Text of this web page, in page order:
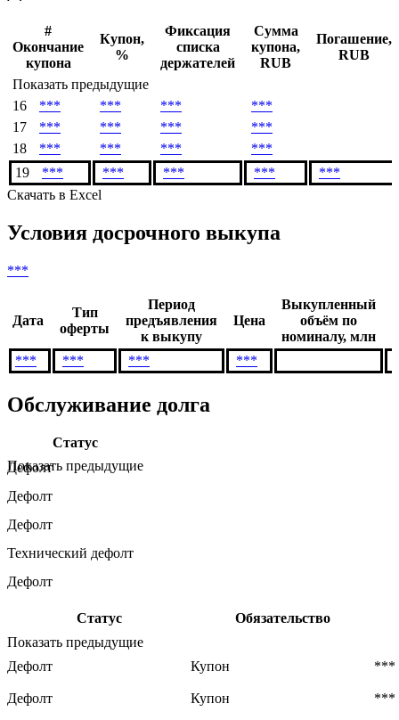
#
Окончание
купона
Купон,
%
Фиксация
списка
держателей
Сумма
купона,
RUB
Погашение,
RUB
Показать предыдущие
16
*** *** ***
***
17
*** *** ***
***
18
*** *** ***
***
19
*** *** *** ***
***
Скачать в Excel
Условия досрочного выкупа
***
Дата
Тип
оферты
Период
предъявления
к выкупу
Цена
Выкупленный
объём по
номиналу, млн
***
*** *** ***
Обслуживание долга
Статус
Показать предыдущие
Дефолт
Дефолт
Дефолт
Технический дефолт
Дефолт
Статус
Обязательство
Показать предыдущие
Дефолт
Купон ***
Дефолт Купон ***